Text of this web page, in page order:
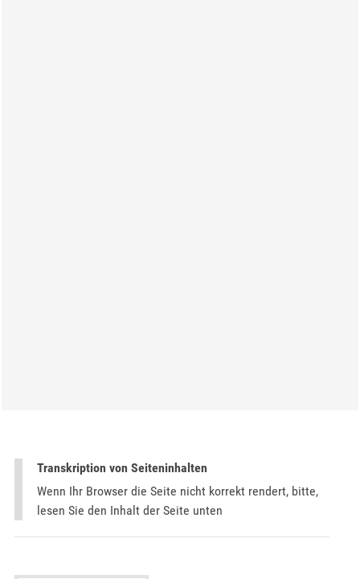
Transkription von Seiteninhalten
Wenn Ihr Browser die Seite nicht korrekt rendert, bitte,
lesen Sie den Inhalt der Seite unten